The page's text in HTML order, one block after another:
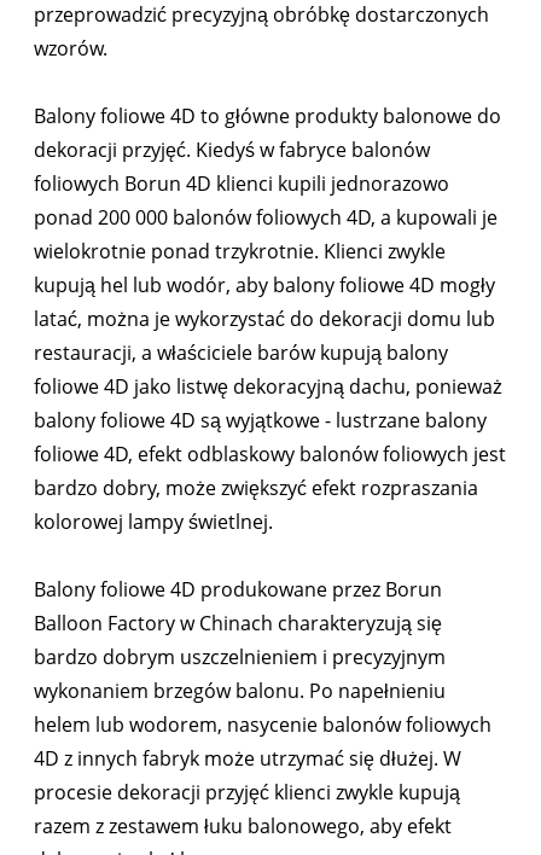
przeprowadzić precyzyjną obróbkę dostarczonych
wzorów.
Balony foliowe 4D to główne produkty balonowe do
dekoracji przyjęć. Kiedyś w fabryce balonów
foliowych Borun 4D klienci kupili jednorazowo
ponad 200 000 balonów foliowych 4D, a kupowali je
wielokrotnie ponad trzykrotnie. Klienci zwykle
kupują hel lub wodór, aby balony foliowe 4D mogły
latać, można je wykorzystać do dekoracji domu lub
restauracji, a właściciele barów kupują balony
foliowe 4D jako listwę dekoracyjną dachu, ponieważ
balony foliowe 4D są wyjątkowe - lustrzane balony
foliowe 4D, efekt odblaskowy balonów foliowych jest
bardzo dobry, może zwiększyć efekt rozpraszania
kolorowej lampy świetlnej.
Balony foliowe 4D produkowane przez Borun
Balloon Factory w Chinach charakteryzują się
bardzo dobrym uszczelnieniem i precyzyjnym
wykonaniem brzegów balonu. Po napełnieniu
helem lub wodorem, nasycenie balonów foliowych
4D z innych fabryk może utrzymać się dłużej. W
procesie dekoracji przyjęć klienci zwykle kupują
razem z zestawem łuku balonowego, aby efekt